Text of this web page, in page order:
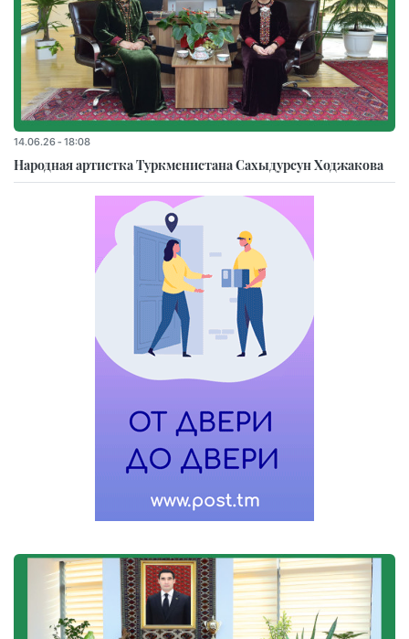
14.06.26 - 18:08
Народная артистка Туркменистана Сахыдурсун Ходжакова